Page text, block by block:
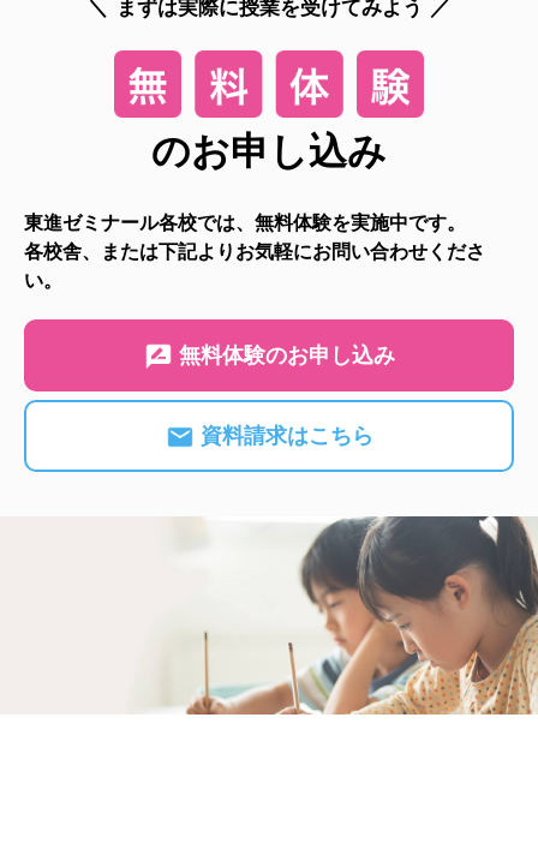
まずは実際に授業を受けてみよう
のお申し込み
東進ゼミナール各校では、無料体験を実施中です。
各校舎、または下記よりお気軽にお問い合わせくださ
い。
無料体験のお申し込み
資料請求はこちら